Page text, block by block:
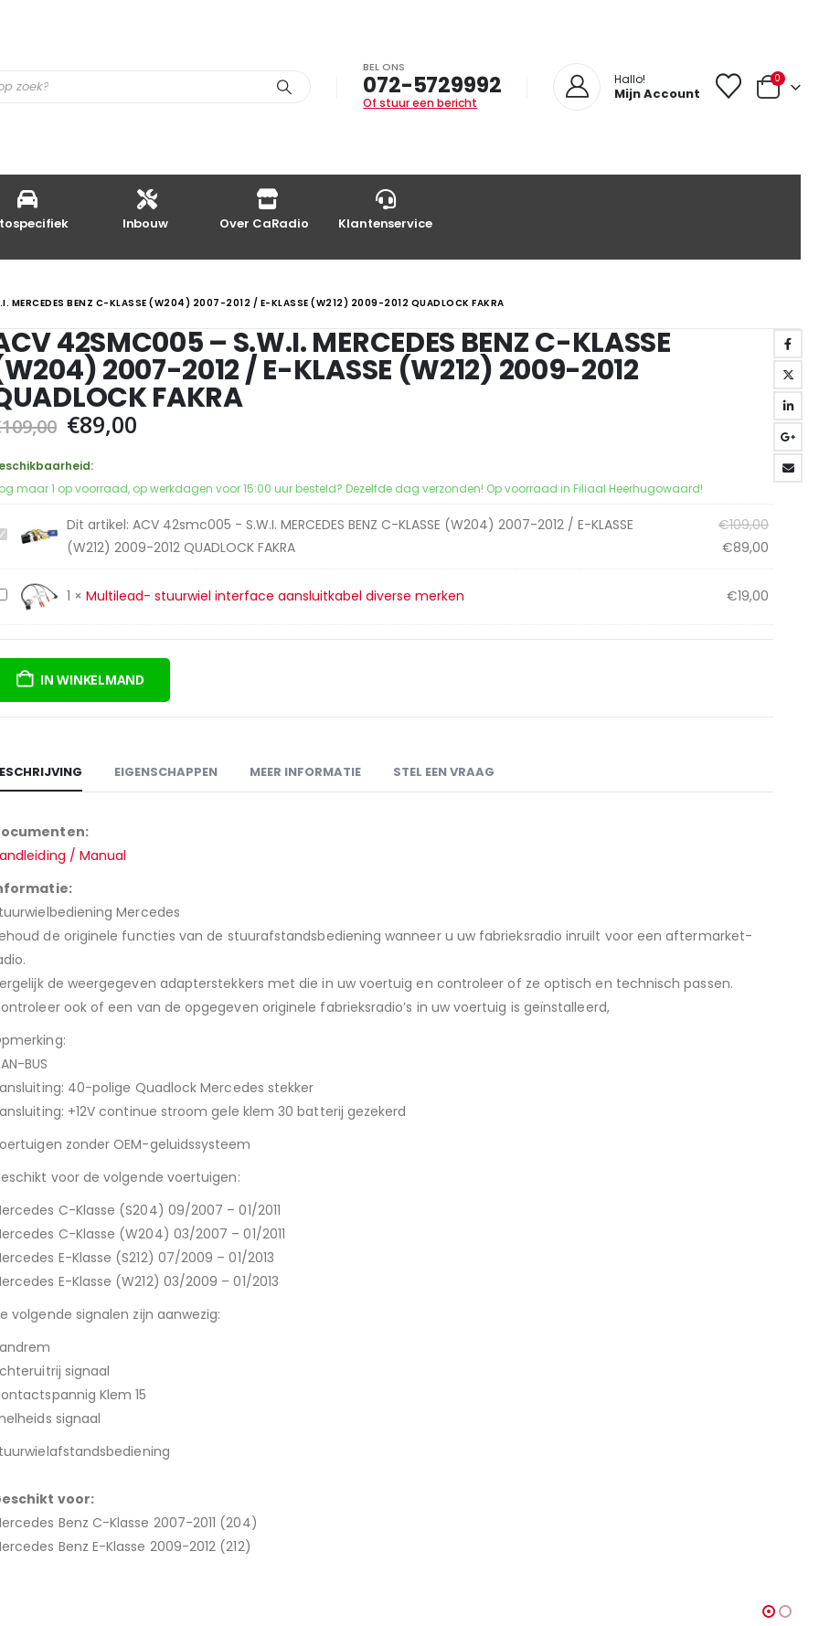
BEL ONS
072-5729992
Of stuur een bericht
Hallo!
Mijn Account
0
Inbouw Over CaRadio Klantenservice
MERCEDES BENZ C-KLASSE (W204) 2007-2012 / E-KLASSE (W212) 2009-2012 QUADLOCK FAKRA
42SMC005 – S.W.I. MERCEDES BENZ C-KLASSE
2007-2012 / E-KLASSE (W212) 2009-2012
FAKRA
109,00 Oorspronkelijke
prijs
was:
€109,00.
€89,00
€89,00.
maar 1 op voorraad, op werkdagen voor 15:00 uur besteld? Dezelfde dag verzonden! Op voorraad in Filiaal Heerhugowaard!
2009-
Dit artikel: ACV 42smc005 - S.W.I. MERCEDES BENZ C-KLASSE (W204) 2007-2012 / E-KLASSE
(W212) 2009-2012 QUADLOCK FAKRA
€109,00
was:
€89,00
prijs
diverse
1 × Multilead- stuurwiel interface aansluitkabel diverse merken €19,00
IN WINKELMAND
EIGENSCHAPPEN MEER INFORMATIE STEL EEN VRAAG
/ Manual
Mercedes
de originele functies van de stuurafstandsbediening wanneer u uw fabrieksradio inruilt voor een aftermarket-
de weergegeven adapterstekkers met die in uw voertuig en controleer of ze optisch en technisch passen.
ook of een van de opgegeven originele fabrieksradio’s in uw voertuig is geïnstalleerd,
BUS
40-polige Quadlock Mercedes stekker
+12V continue stroom gele klem 30 batterij gezekerd
zonder OEM-geluidssysteem
voor de volgende voertuigen:
C-Klasse (S204) 09/2007 – 01/2011
C-Klasse (W204) 03/2007 – 01/2011
E-Klasse (S212) 07/2009 – 01/2013
E-Klasse (W212) 03/2009 – 01/2013
volgende signalen zijn aanwezig:
signaal
Klem 15
signaal
voor:
Benz C-Klasse 2007-2011 (204)
Benz E-Klasse 2009-2012 (212)